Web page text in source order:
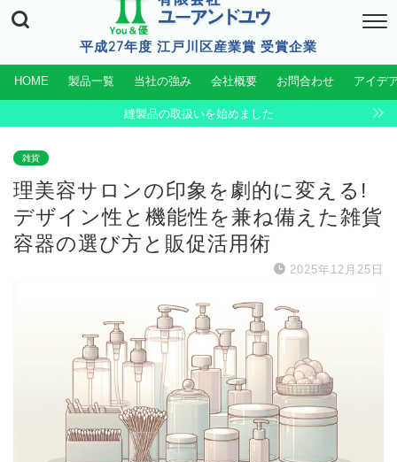
平成27年度 江戸川区産業賞 受賞企業
HOME 製品一覧 当社の強み 会社概要 お問合わせ アイデ
縫製品の取扱いを始めました
雑貨
理美容サロンの印象を劇的に変える!
デザイン性と機能性を兼ね備えた雑貨
容器の選び方と販促活用術
2025年12月25日